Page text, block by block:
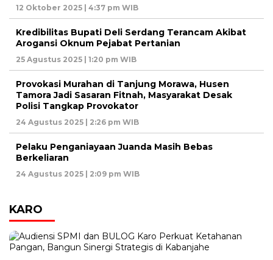
12 Oktober 2025 | 4:37 pm WIB
Kredibilitas Bupati Deli Serdang Terancam Akibat
Arogansi Oknum Pejabat Pertanian
25 Agustus 2025 | 1:20 pm WIB
Provokasi Murahan di Tanjung Morawa, Husen
Tamora Jadi Sasaran Fitnah, Masyarakat Desak
Polisi Tangkap Provokator
24 Agustus 2025 | 2:26 pm WIB
Pelaku Penganiayaan Juanda Masih Bebas
Berkeliaran
24 Agustus 2025 | 2:09 pm WIB
KARO